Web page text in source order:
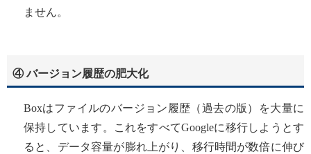
ません。
④ バージョン履歴の肥大化
Boxはファイルのバージョン履歴（過去の版）を大量に
保持しています。これをすべてGoogleに移行しようとす
ると、データ容量が膨れ上がり、移行時間が数倍に伸び